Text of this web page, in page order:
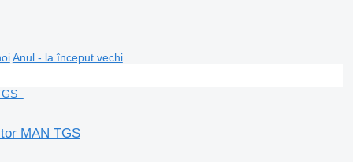
Anul - la început vechi
MAN TGS